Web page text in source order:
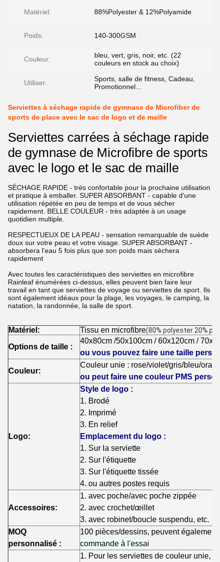
Matériel: 88%Polyester & 12%Polyamide
Poids: 140-300GSM
Couleur:
bleu, vert, gris, noir, etc. (22
couleurs en stock au choix)
Utiliser:
Sports, salle de fitness, Cadeau,
Promotionnel...
Serviettes à séchage rapide de gymnase de Microfiber de
sports de place avec le sac de logo et de maille
Serviettes carrées à séchage rapide
de gymnase de Microfibre de sports
avec le logo et le sac de maille
SÉCHAGE RAPIDE - très confortable pour la prochaine utilisation
et pratique à emballer. SUPER ABSORBANT - capable d'une
utilisation répétée en peu de temps et de vous sécher
rapidement. BELLE COULEUR - très adaptée à un usage
quotidien multiple.
RESPECTUEUX DE LA PEAU - sensation remarquable de suède
doux sur votre peau et votre visage. SUPER ABSORBANT -
absorbera l'eau 5 fois plus que son poids mais sèchera
rapidement
Avec toutes les caractéristiques des serviettes en microfibre
Rainleaf énumérées ci-dessus, elles peuvent bien faire leur
travail en tant que serviettes de voyage ou serviettes de sport. Ils
sont également idéaux pour la plage, les voyages, le camping, la
natation, la randonnée, la salle de sport.
Matériel: Tissu en microfibre(80% polyester 20%
Options de taille :
40x80cm /50x100cm / 60x120cm /
ou vous pouvez faire une taille
Couleur:
Couleur unie : rose/violet/gris/bleu/
ou peut faire une couleur PMS
Logo:
Style de logo :
1. Brodé
2. Imprimé
3. En relief
Emplacement du logo :
1. Sur la serviette
2. Sur l'étiquette
3. Sur l'étiquette tissée
4. ou autres postes requis
Accessoires:
1. avec poche/avec poche zippée
2. avec crochet/œillet
3. avec robinet/boucle suspendu, etc.
MOQ
personnalisé :
100 pièces/dessins, peuvent également
commande à l'essai
1. Pour les serviettes de couleur unie,